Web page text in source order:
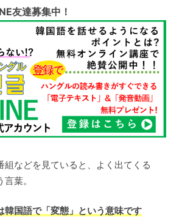
友達募集中！
組などを見ていると、よく出てくる
葉。
韓国語で「変態」という意味です